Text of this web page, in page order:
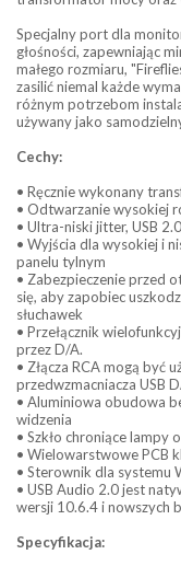
Specjalny port dla
głośności, zapewniając
małego rozmiaru,
zasilić niemal każde
różnym potrzebom
używany jako
Cechy:
• Ręcznie wykonany
• Odtwarzanie wysokiej
• Ultra-niski jitter, USB
• Wyjścia dla wysokiej i
panelu tylnym
• Zabezpieczenie przed
się, aby zapobiec
słuchawek
• Przełącznik
przez D/A.
• Złącza RCA mogą być
przedwzmacniacza USB
• Aluminiowa obudowa
widzenia
• Szkło chroniące lampy
• Wielowarstwowe PCB
• Sterownik dla
• USB Audio 2.0 jest
wersji 10.6.4 i nowszych
Specyfikacja: